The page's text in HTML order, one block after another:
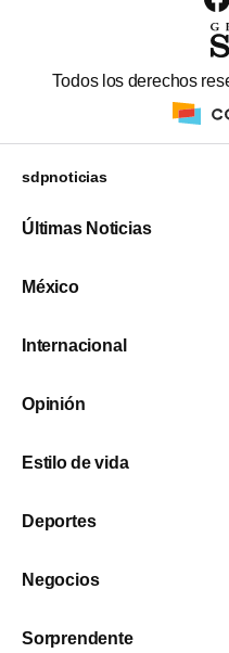
Todos los derechos
sdpnoticias
Últimas Noticias
México
Internacional
Opinión
Estilo de vida
Deportes
Negocios
Sorprendente